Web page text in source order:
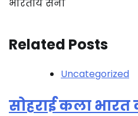
भारतीय सेना
Related Posts
Uncategorized
सोहराई कला भारत